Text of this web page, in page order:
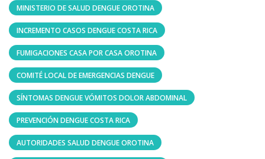
MINISTERIO DE SALUD DENGUE OROTINA
INCREMENTO CASOS DENGUE COSTA RICA
FUMIGACIONES CASA POR CASA OROTINA
COMITÉ LOCAL DE EMERGENCIAS DENGUE
SÍNTOMAS DENGUE VÓMITOS DOLOR ABDOMINAL
PREVENCIÓN DENGUE COSTA RICA
AUTORIDADES SALUD DENGUE OROTINA